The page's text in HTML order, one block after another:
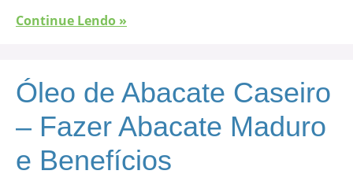
Continue Lendo »
Óleo de Abacate Caseiro
– Fazer Abacate Maduro
e Benefícios